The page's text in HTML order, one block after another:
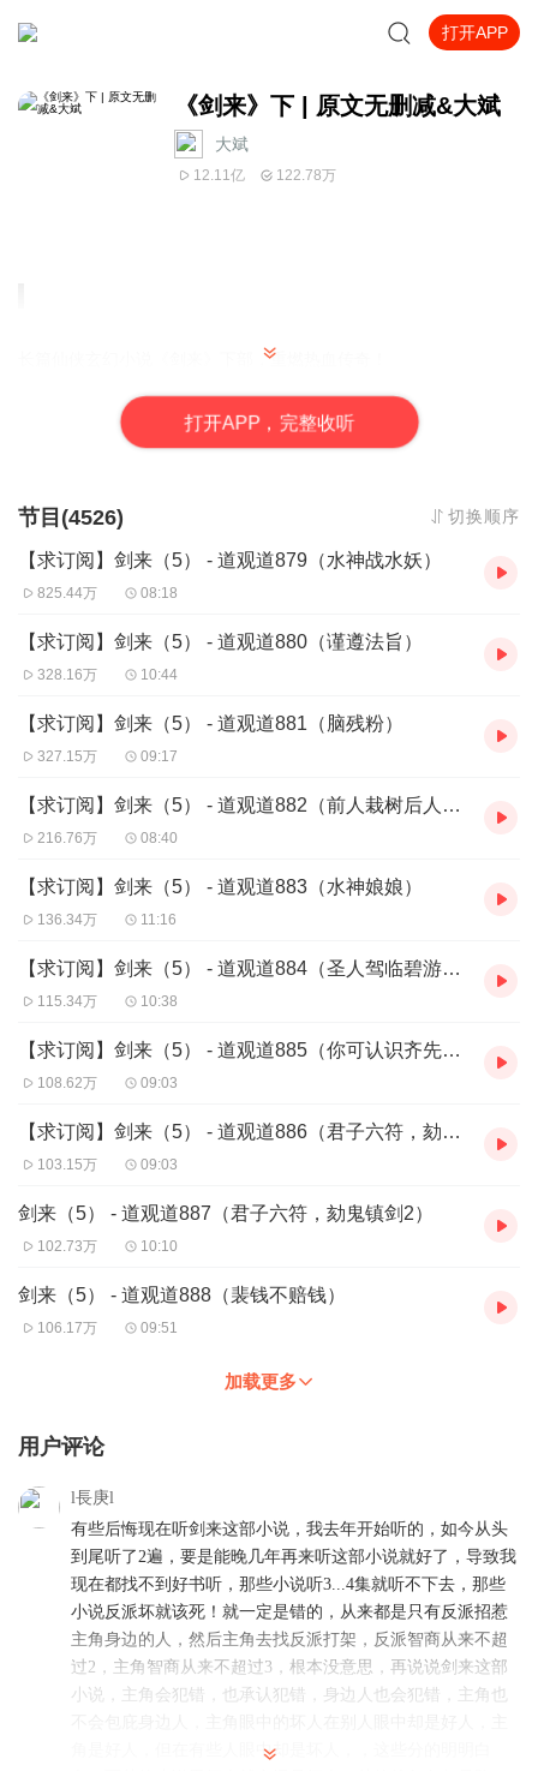
打开APP
《剑来》下 | 原文无删减&大斌
大斌
12.11亿 122.78万
长篇仙侠玄幻小说《剑来》下部，重燃热血传奇！
继《雪中悍刀行》之后又一力作
御剑仙人，如同蝗群过境。他就想去亲眼去看一看，说书先生所说
山。
于是，终有一日，少年挎起木剑，开始南下！
打开APP，完整收听
节目(4526) 切换顺序
【求订阅】剑来（5） - 道观道879（水神战水妖）
825.44万 08:18
【求订阅】剑来（5） - 道观道880（谨遵法旨）
328.16万 10:44
【求订阅】剑来（5） - 道观道881（脑残粉）
327.15万 09:17
【求订阅】剑来（5） - 道观道882（前人栽树后人乘凉）
216.76万 08:40
【求订阅】剑来（5） - 道观道883（水神娘娘）
136.34万 11:16
【求订阅】剑来（5） - 道观道884（圣人驾临碧游府）
115.34万 10:38
【求订阅】剑来（5） - 道观道885（你可认识齐先生）
108.62万 09:03
【求订阅】剑来（5） - 道观道886（君子六符，劾鬼镇剑1）
103.15万 09:03
剑来（5） - 道观道887（君子六符，劾鬼镇剑2）
102.73万 10:10
剑来（5） - 道观道888（裴钱不赔钱）
106.17万 09:51
加载更多
用户评论
l長庚l
有些后悔现在听剑来这部小说，我去年开始听的，如今从头
到尾听了2遍，要是能晚几年再来听这部小说就好了，导致我
现在都找不到好书听，那些小说听3...4集就听不下去，那些
小说反派坏就该死！就一定是错的，从来都是只有反派招惹
主角身边的人，然后主角去找反派打架，反派智商从来不超
过2，主角智商从来不超过3，根本没意思，再说说剑来这部
小说，主角会犯错，也承认犯错，身边人也会犯错，主角也
角是好人，但在有些人眼中却是坏人，，这些分的明明白